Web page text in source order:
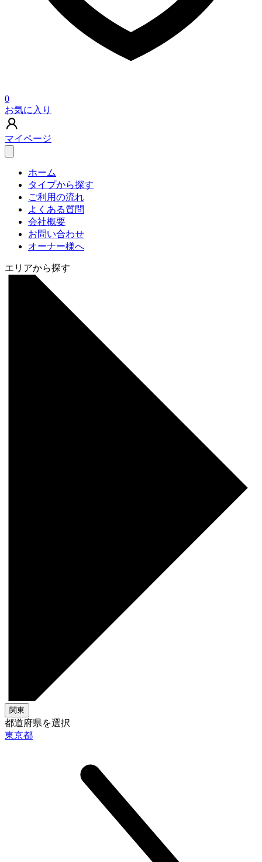
0
お気に入り
マイページ
ホーム
タイプから探す
ご利用の流れ
よくある質問
会社概要
お問い合わせ
オーナー様へ
エリアから探す
関東
都道府県を選択
東京都